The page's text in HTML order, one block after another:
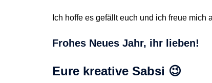
Ich hoffe es gefällt euch und ich freue mich
Frohes Neues Jahr, ihr lieben!
Eure kreative Sabsi 😉